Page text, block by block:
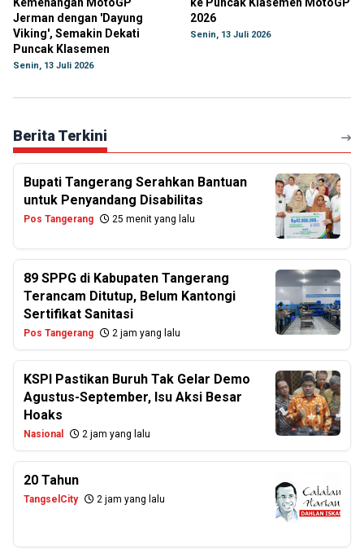
Jerman dengan 'Dayung
Viking', Semakin Dekati
Puncak Klasemen
Senin, 13 Juli 2026
2026
Senin, 13 Juli 2026
Berita Terkini
Bupati Tangerang Serahkan Bantuan
untuk Penyandang Disabilitas
Pos Tangerang 25 menit yang lalu
89 SPPG di Kabupaten Tangerang
Terancam Ditutup, Belum Kantongi
Sertifikat Sanitasi
Pos Tangerang 2 jam yang lalu
KSPI Pastikan Buruh Tak Gelar Demo
Agustus-September, Isu Aksi Besar
Hoaks
Nasional 2 jam yang lalu
20 Tahun
TangselCity 2 jam yang lalu